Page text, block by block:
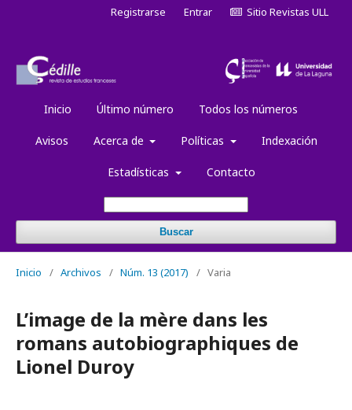
Inicio Último número Todos los números
Avisos Acerca de Políticas Indexación
Estadísticas Contacto
Buscar
Registrarse Entrar Sitio Revistas ULL
Inicio / Archivos / Núm. 13 (2017) / Varia
L’image de la mère dans les
romans autobiographiques de
Lionel Duroy